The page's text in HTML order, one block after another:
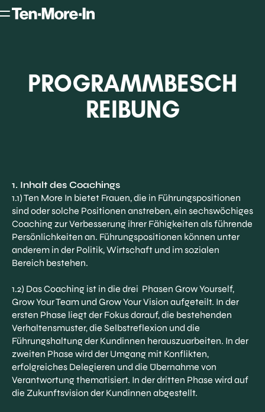
PROGRAMMBESCH
REIBUNG
1. Inhalt des Coachings
1.1) Ten More In bietet Frauen, die in Führungspositionen
sind oder solche Positionen anstreben, ein sechswöchiges
Coaching zur Verbesserung ihrer Fähigkeiten als führende
Persönlichkeiten an. Führungspositionen können unter
anderem in der Politik, Wirtschaft und im sozialen
Bereich bestehen.
1.2) Das Coaching ist in die drei Phasen Grow Yourself,
Grow Your Team und Grow Your Vision aufgeteilt. In der
ersten Phase liegt der Fokus darauf, die bestehenden
Verhaltensmuster, die Selbstreflexion und die
Führungshaltung der Kundinnen herauszuarbeiten. In der
zweiten Phase wird der Umgang mit Konflikten,
erfolgreiches Delegieren und die Übernahme von
Verantwortung thematisiert. In der dritten Phase wird auf
die Zukunftsvision der Kundinnen abgestellt.